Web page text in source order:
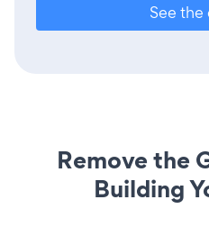
See the
Remove the
Building